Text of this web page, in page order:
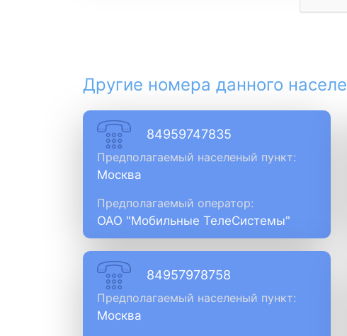
Другие номера данного
84959747835
Предполагаемый населеный пункт:
Москва
Предполагаемый оператор:
ОАО "Мобильные ТелеСистемы"
84957978758
Предполагаемый населеный пункт:
Москва